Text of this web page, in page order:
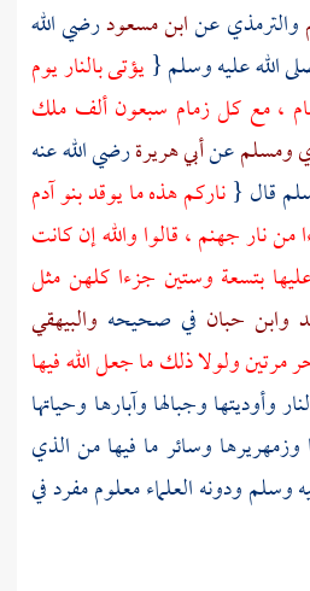
والترمذيعنابن مسعودرضي الله
الله عليه وسلم {يؤتى بالنار يوم
، مع كل زمام سبعون ألف ملك
ومسلمعنأبي هريرةرضي الله عنه
قال {ناركم هذه ما يوقد بنوآدم
نار جهنم ، قالوا والله إن كانت
بتسعة وستين جزءا كلهن مثل
وابن حبان في صحيحه والبيهقي
مرتين ولولا ذلك ما جعل الله فيها
وأوديتها وجبالها وآبارها وحياتها
وسائر ما فيها من الذي
وسلم ودونه العلماء معلوم مفرد في